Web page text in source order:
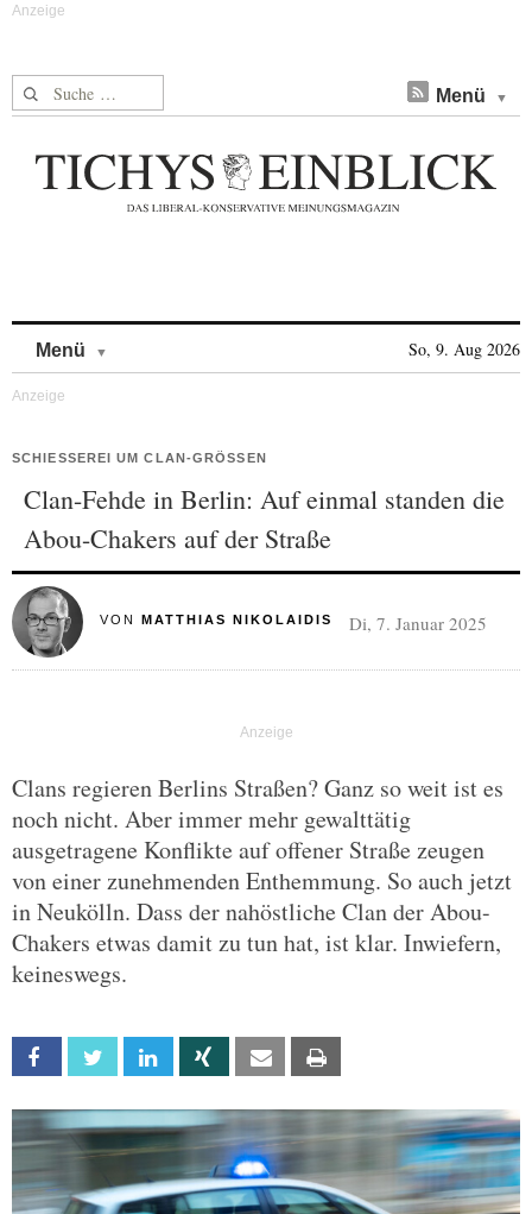
Suche nach: Menü
Menü So, 9. Aug 2026
SCHIESSEREI UM CLAN-GRÖSSEN
Clan-Fehde in Berlin: Auf einmal standen die
Abou-Chakers auf der Straße
VON MATTHIAS NIKOLAIDIS Di, 7. Januar 2025
Clans regieren Berlins Straßen? Ganz so weit ist es
noch nicht. Aber immer mehr gewalttätig
ausgetragene Konflikte auf offener Straße zeugen
von einer zunehmenden Enthemmung. So auch jetzt
in Neukölln. Dass der nahöstliche Clan der Abou-
Chakers etwas damit zu tun hat, ist klar. Inwiefern,
keineswegs.
Facebook Twitter Linkedin Xing Email